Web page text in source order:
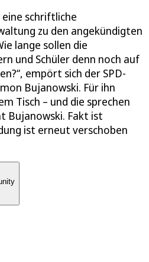
schriftliche
zu den angekündigten
lange sollen die
und Schüler denn noch auf
empört sich der SPD-
Bujanowski. Für ihn
Tisch – und die sprechen
Bujanowski. Fakt ist
ist erneut verschoben